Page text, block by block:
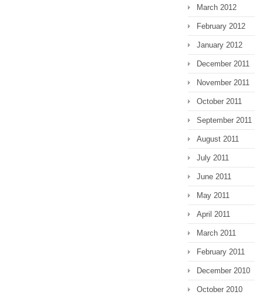
March 2012
February 2012
January 2012
December 2011
November 2011
October 2011
September 2011
August 2011
July 2011
June 2011
May 2011
April 2011
March 2011
February 2011
December 2010
October 2010